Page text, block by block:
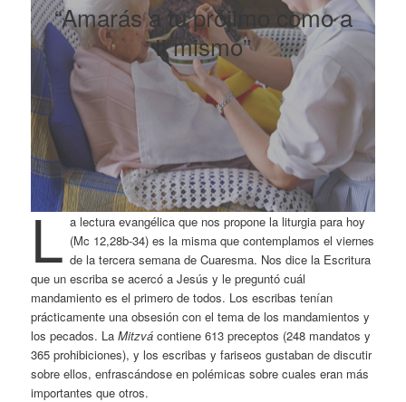
“Amarás a tu prójimo como a
ti mismo”
L a lectura evangélica que nos propone la liturgia para hoy
(Mc 12,28b-34) es la misma que contemplamos el viernes
de la tercera semana de Cuaresma. Nos dice la Escritura
que un escriba se acercó a Jesús y le preguntó cuál
mandamiento es el primero de todos. Los escribas tenían
prácticamente una obsesión con el tema de los mandamientos y
los pecados. LaMitzvá contiene 613 preceptos (248 mandatos y
365 prohibiciones), y los escribas y fariseos gustaban de discutir
sobre ellos, enfrascándose en polémicas sobre cuales eran más
importantes que otros.